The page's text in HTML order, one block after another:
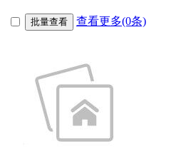
批量查看 查看更多(0条)